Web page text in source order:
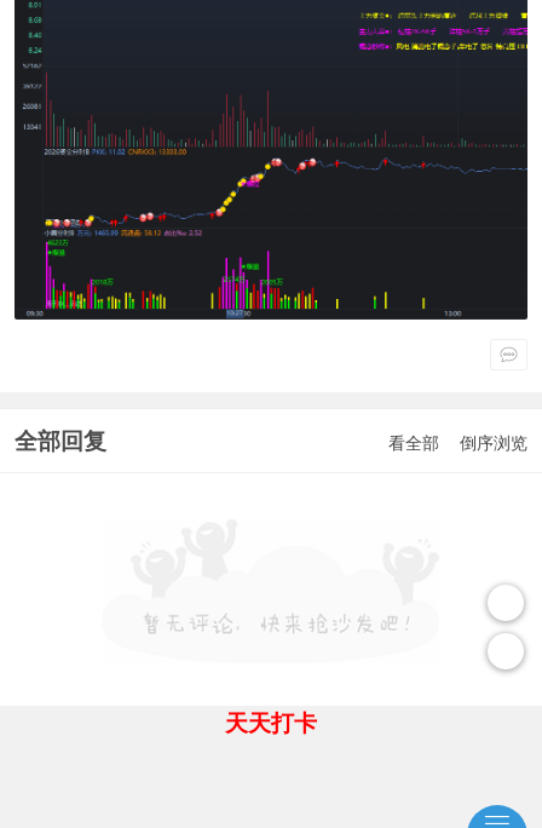
全部回复 看全部 倒序浏览
天天打卡